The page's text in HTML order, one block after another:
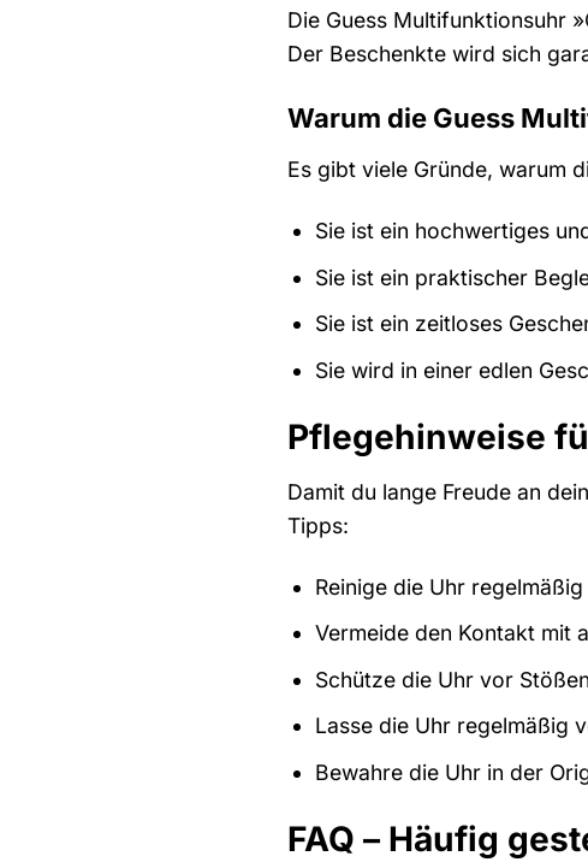
Die Guess Multifunktionsuhr
Der Beschenkte wird sich
Warum die Guess
Es gibt viele Gründe, warum
Sie ist ein hochwertiges
Sie ist ein praktischer
Sie ist ein zeitloses
Sie wird in einer edlen
Pflegehinweise
Damit du lange Freude an
Tipps:
Reinige die Uhr
Vermeide den Kontakt mit
Schütze die Uhr vor
Lasse die Uhr regelmäßig
Bewahre die Uhr in der
FAQ – Häufig